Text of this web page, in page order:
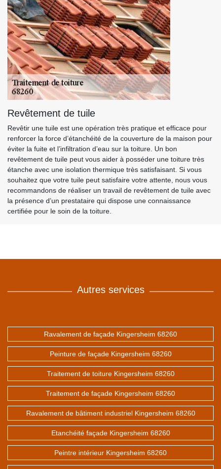
Revêtement de tuile
Revêtir une tuile est une opération très pratique et efficace pour
renforcer la force d’étanchéité de la couverture de la maison pour
éviter la fuite et l’infiltration d’eau sur la toiture. Un bon
revêtement de tuile peut vous aider à posséder une toiture très
étanche avec une isolation thermique très satisfaisant. Si vous
souhaitez que votre tuile peut satisfaire votre attente, nous vous
recommandons de réaliser un travail de revêtement de tuile avec
la présence d’un prestataire qui dispose une connaissance
certifiée pour le soin de la toiture.
Autres services
Ravalement de façade Kingersheim 68260
Peinture de façade Kingersheim 68260
Traitement de toiture Kingersheim 68260
Traitement de façade Kingersheim 68260
Ravalement de bâtiment industriel Kingersheim 68260
Etanchéité façade Kingersheim 68260
Peintre intérieur Kingersheim 68260